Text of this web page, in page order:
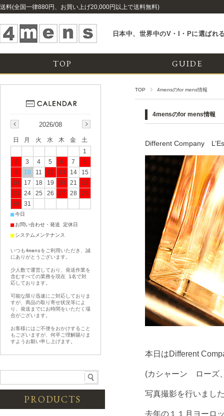
送料(全国一律880円、お買い上げ20,000円以上で送料無料)
日本中、世界中のV・I・Pに選ばれ
TOP GUIDE
TOP 4mensのfor mens情報
4mensのfor mens情報
Different Company
本日はDifferent
(カシャーン ローズ
写真撮影を行いまし
去年の１１月ヨーロ
2026/08
日 月 火 水 木 金
土
1
2
3 4 5 6 7
8
9
10 11 12 13 14
15
16
17 18 19 20 21
22
23
24 25 26 27 28
29
30
31
■今日
■ お問い合わせ・発送 定休日
■ システムメンテナンス
いつも4mensをご利用いただき、誠
にありがとうございます。
少人数で運営しており、発送作業を
含むすべての業務を現在 1名で対
応しております。
可能な限り迅速にご対応しておりま
すが、商品の取り寄せ状況等によ
り、発送までにお時間をいただく場
合がございます。
お客様にはご不便をおかけすること
もございますが、何卒ご理解賜りま
すようお願い申し上げます。
PRODUCTS